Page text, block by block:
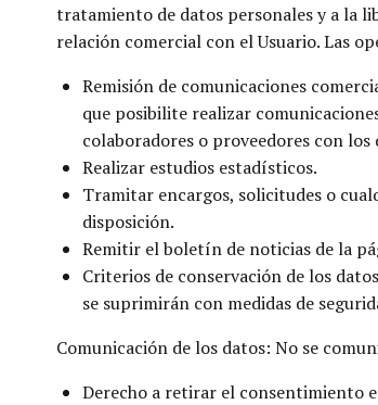
tratamiento de datos personales y a la
relación comercial con el Usuario. Las
Remisión de comunicaciones
que posibilite realizar
colaboradores o proveedores con
Realizar estudios estadísticos.
Tramitar encargos, solicitudes o
disposición.
Remitir el boletín de noticias de la
Criterios de conservación de los
se suprimirán con medidas de
Comunicación de los datos: No se
Derecho a retirar el consentimiento